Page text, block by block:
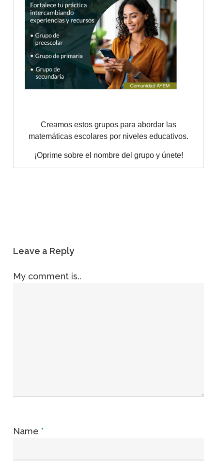
Leave a Reply
My comment is..
Name *